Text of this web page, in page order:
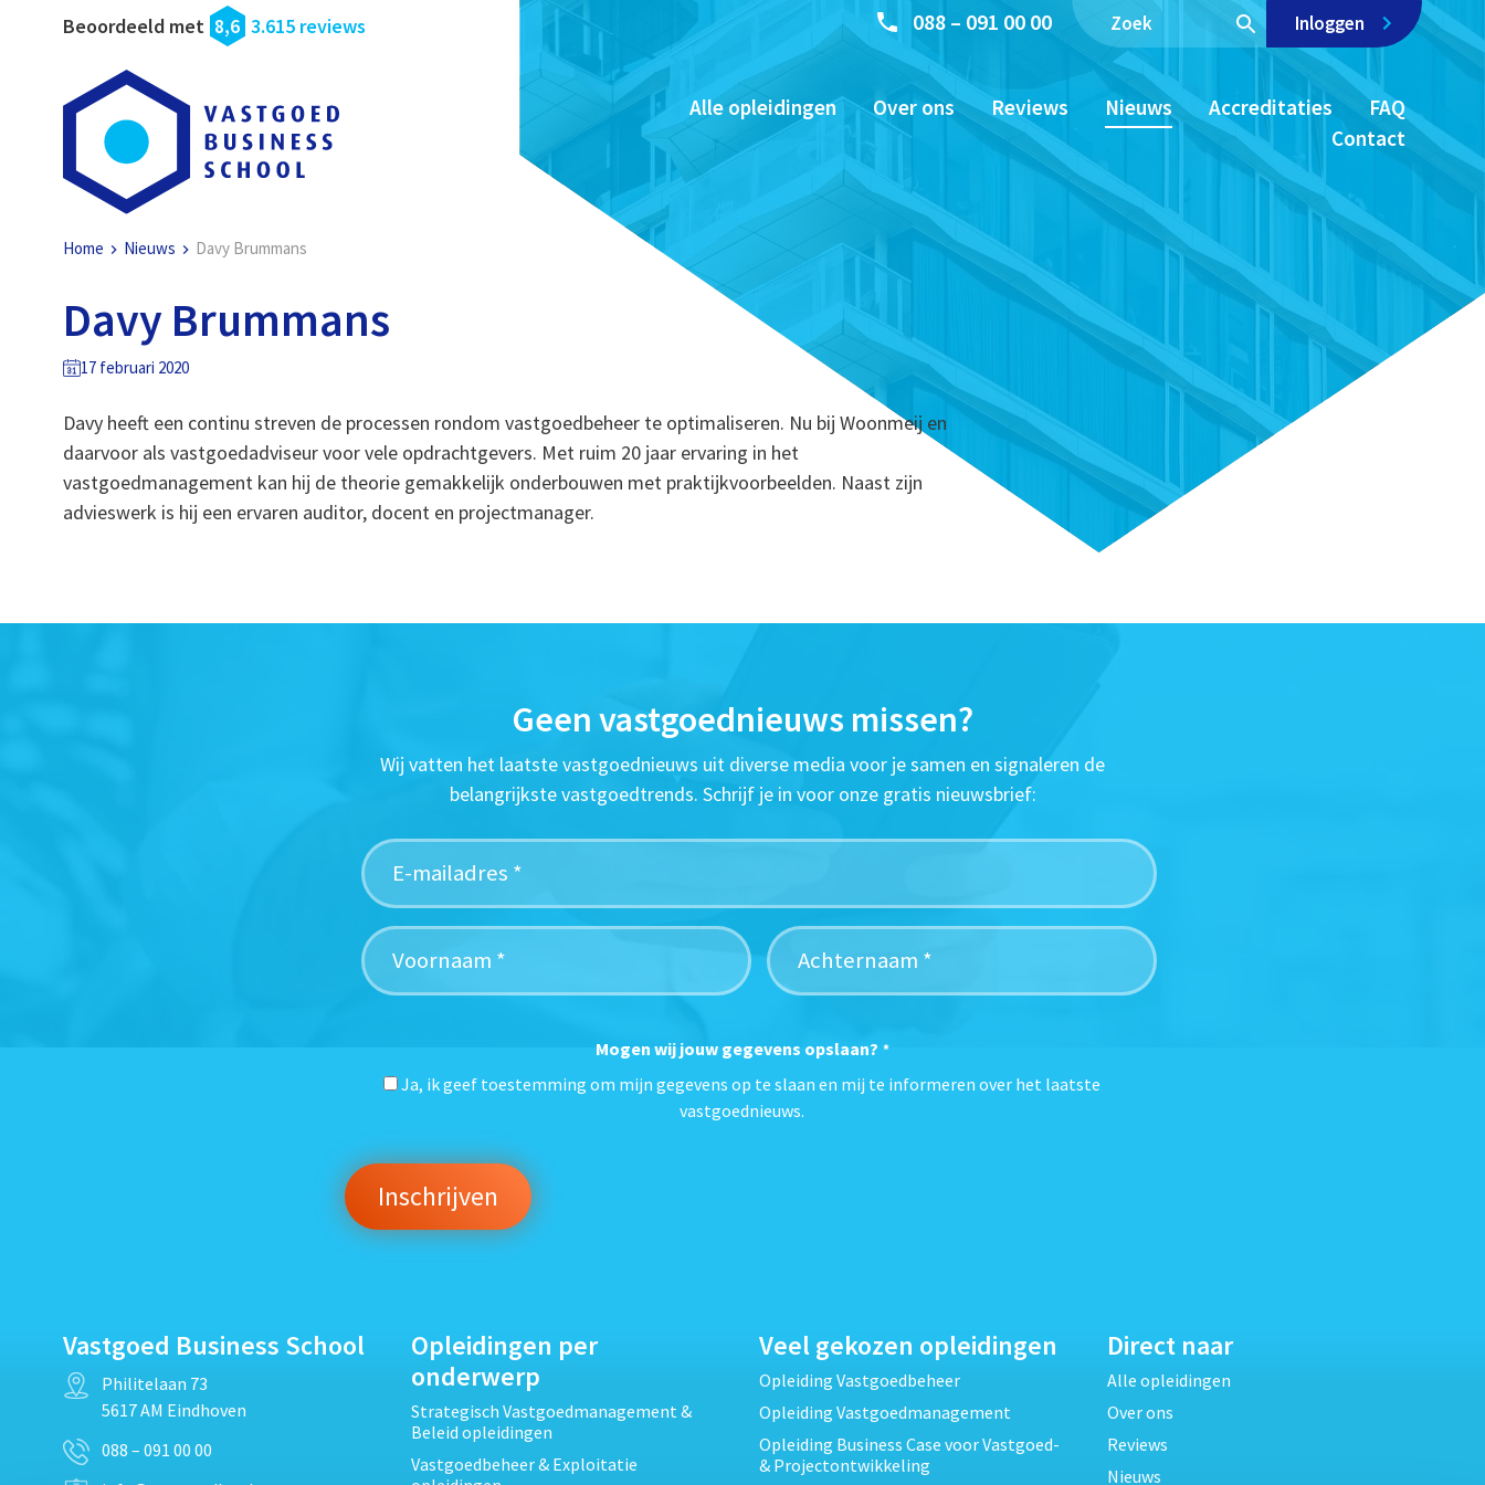
Beoordeeld met 8,6 3.615 reviews 088 – 091 00 00 Inloggen
Alle opleidingen Over ons Reviews Nieuws Accreditaties
FAQ
Contact
Home Nieuws Davy Brummans
Davy Brummans
17 februari 2020
Davy heeft een continu streven de processen rondom vastgoedbeheer te optimaliseren. Nu bij Woonmeij en
daarvoor als vastgoedadviseur voor vele opdrachtgevers. Met ruim 20 jaar ervaring in het
vastgoedmanagement kan hij de theorie gemakkelijk onderbouwen met praktijkvoorbeelden. Naast zijn
advieswerk is hij een ervaren auditor, docent en projectmanager.
Geen vastgoednieuws missen?
Wij vatten het laatste vastgoednieuws uit diverse media voor je samen en signaleren de
belangrijkste vastgoedtrends. Schrijf je in voor onze gratis nieuwsbrief:
Mogen wij jouw gegevens opslaan? *
Ja, ik geef toestemming om mijn gegevens op te slaan en mij te informeren over het laatste
vastgoednieuws.
Vastgoed Business School
Philitelaan 73
5617 AM Eindhoven
088 – 091 00 00
Opleidingen per
onderwerp
Strategisch Vastgoedmanagement &
Beleid opleidingen
Vastgoedbeheer & Exploitatie
Veel gekozen opleidingen
Opleiding Vastgoedbeheer
Opleiding Vastgoedmanagement
Opleiding Business Case voor Vastgoed-
& Projectontwikkeling
Direct naar
Alle opleidingen
Over ons
Reviews
Nieuws